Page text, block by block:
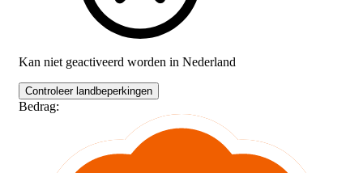
Kan niet geactiveerd worden in Nederland
Controleer landbeperkingen
Bedrag: